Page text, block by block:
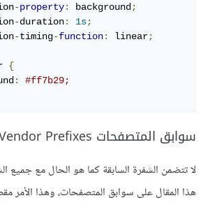
-property: background ;
-duration: 1s;
-timing-function: linear;
{
: #ff7b29;
سوابق المتصفحات Vendor Prefixes
لا تتضمن الشفرة السابقة كما هو الحال مع جميع
هذا المقال على سوابق المتصفحات، وهذا الأمر